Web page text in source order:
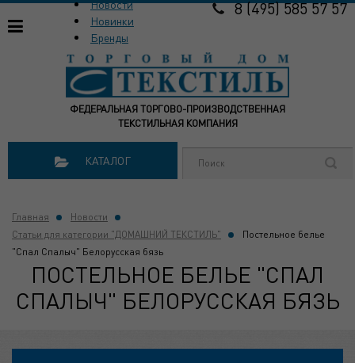
ФЕДЕРАЛЬНАЯ ТОРГОВО-ПРОИЗВОДСТВЕННАЯ
ТЕКСТИЛЬНАЯ КОМПАНИЯ
Новости
Новинки
Бренды
8 (495) 585 57 57
КАТАЛОГ
Главная
Новости
Статьи для категории "ДОМАШНИЙ ТЕКСТИЛЬ"
Постельное белье
"Спал Спалыч" Белорусская бязь
ПОСТЕЛЬНОЕ БЕЛЬЕ "СПАЛ
СПАЛЫЧ" БЕЛОРУССКАЯ БЯЗЬ